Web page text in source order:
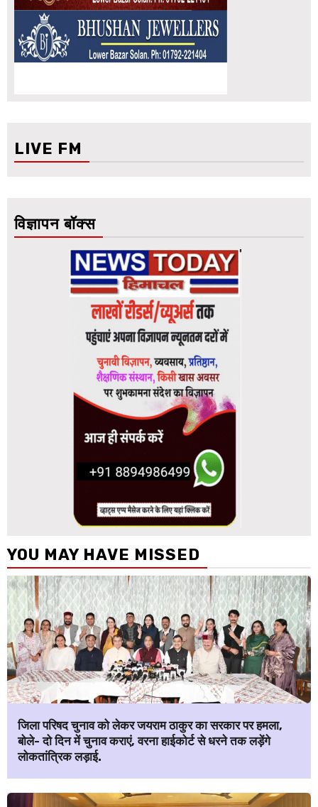
LIVE FM
विज्ञापन बॉक्स
YOU MAY HAVE MISSED
जिला परिषद चुनाव को लेकर जयराम ठाकुर का सरकार पर हमला,
बोले- दो दिन में चुनाव कराएं, वरना हाईकोर्ट से धरने तक लड़ेंगे
लोकतांत्रिक लड़ाई.